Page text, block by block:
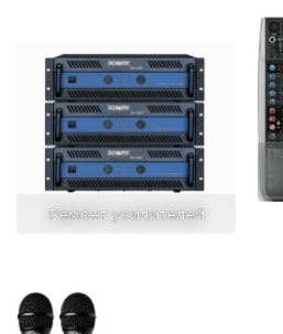
Ремонт усилителей